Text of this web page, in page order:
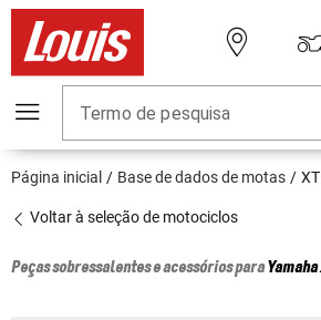
Termo de pesquisa
Página inicial Base de dados de motas
Voltar à seleção de motociclos
Peças sobressalentes e acessórios paraYamaha